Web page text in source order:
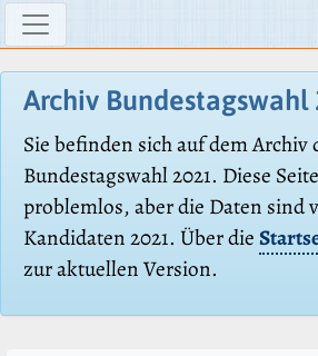
Archiv Bundestagswahl
Sie befinden sich auf dem Archiv
Bundestagswahl 2021. Diese
problemlos, aber die Daten sind
Kandidaten 2021. Über die
zur aktuellen Version.